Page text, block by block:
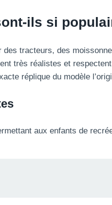
ils si
tracteurs, des
très réalistes et
réplique du modèle
aux enfants de